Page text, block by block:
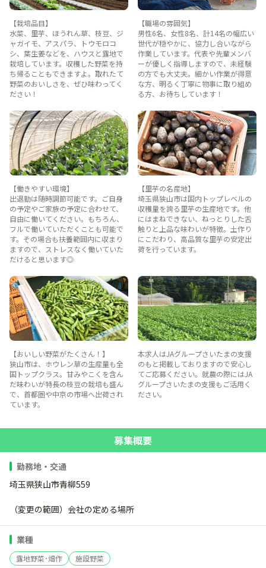
【栽培品目】
水菜、里芋、ほうれん草、枝豆、ジ
ャガイモ、アスパラ、トウモロコ
シ、葉生姜などを、ハウスと露地で
栽培しています。収穫した野菜を持
ち帰ることもできますよ。取れたて
野菜のおいしさを、ぜひ味わってく
ださい！
【職場の雰囲気】
男性6名、女性8名、計14名の幅広い
世代が穏やかに、協力し合いながら
作業しています。代表や先輩メンバ
ーが優しく指導しますので、未経験
の方でも大丈夫。細かい作業が得意
な方、明るく丁寧に物事に取り組め
る方、お待ちしています！
【働きやすい環境】
出退勤は随時調節可能です。ご自身
の予定やご家族の予定に合わせて、
自由に働いてください。もちろん、
フルで働いていただくことも可能で
す。その場合も扶養範囲内に収まり
ますので、ストレスなく働いていた
だけると思います◎
【里芋の名産地】
埼玉県狭山市は国内トップレベルの
収穫量を誇る里芋の生産地です。他
にはまねできない、ねっとりした舌
触りと上品な味わいが特徴。土作り
にこだわり、高品質な里芋の安定出
荷を行っています。
【おいしい野菜がたくさん！】
狭山市は、ホウレン草の生産量も全
国トップクラス。甘みやこくを含ん
だ味わいが特長の枝豆の栽培も盛ん
で、首都圏や中京の市場へ出荷され
ています。
本求人はJAグループさいたまの支援
のもと掲載しておりますので安心し
てご応募ください。就農の際にはJA
グループさいたまの支援もご活用く
ださい。
募集概要
勤務地・交通
埼玉県狭山市青柳559
（変更の範囲）会社の定める場所
業種
露地野菜･畑作 施設野菜